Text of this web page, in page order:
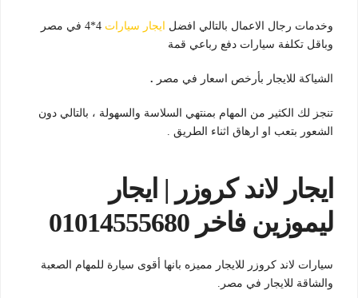
وخدمات رجال الاعمال بالتالي افضل ايجار سيارات
4*4 في مصر
وباقل تكلفة سيارات دفع رباعي قمة
الشياكة للايجار بأرخص اسعار في مصر .
تنجز لك الكثير من المهام بمنتهي السلاسة والسهولة ، بالتالي دون
الشعور بتعب او ارهاق اثناء الطريق .
ايجار لاند كروزر | ايجار
ليموزين فاخر 01014555680
سيارات لاند كروزر للايجار مميزه بانها أقوى سيارة للمهام الصعبة
والشاقة للايجار في مصر.